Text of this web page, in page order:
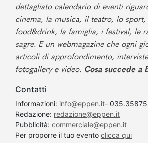
dettagliato calendario di eventi
cinema, la musica, il teatro, lo
food&drink, la famiglia, i festival, le
sagre. E un webmagazine che ogni
articoli di approfondimento,
fotogallery e video. Cosa succede a
Contatti
Informazioni: info@eppen.it-
Redazione: redazione@eppen.it
Pubblicità: commerciale@eppen.it
Per proporre il tuo evento clicca qui